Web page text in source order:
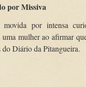
por Missiva
por intensa
mulher ao afirmar
do Diário da Pitangueira.